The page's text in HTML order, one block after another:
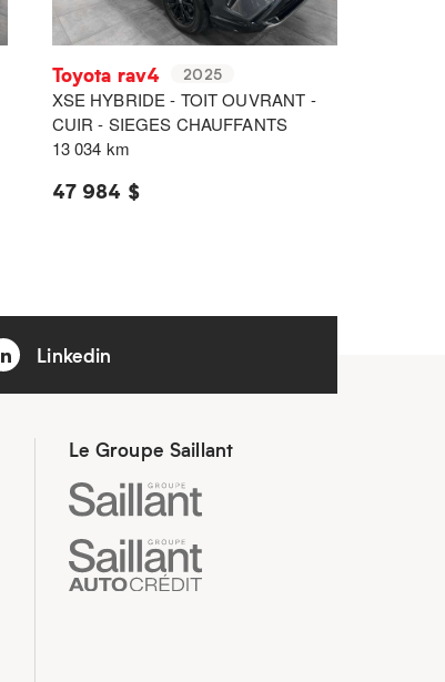
Toyota rav4 2025
XSE HYBRIDE - TOIT OUVRANT -
CUIR - SIEGES CHAUFFANTS
13 034 km
47 984 $
Linkedin
Le Groupe Saillant